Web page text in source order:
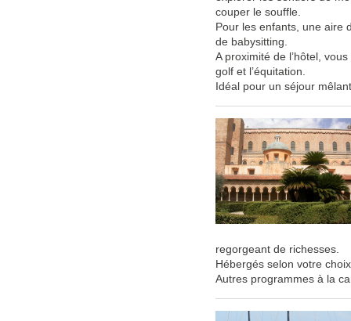
couper le souffle.
Pour les enfants, une aire
de babysitting.
A proximité de l’hôtel,
golf et l’équitation.
Idéal pour un séjour
regorgeant de richesses.
Hébergés selon votre
Autres programmes à la